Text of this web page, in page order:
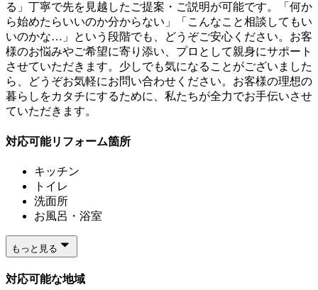
る」丁寧で先を見越したご提案・ご説明が可能です。「何か
ら始めたらいいのか分からない」「こんなこと相談してもい
いのかな…」という段階でも、どうぞご安心ください。お客
様のお悩みやご希望に寄り添い、プロとして親身にサポート
させていただきます。少しでも気になることがございました
ら、どうぞお気軽にお問い合わせください。お客様の理想の
暮らしをカタチにするために、私たちが全力でお手伝いさせ
ていただきます。
対応可能リフォーム箇所
キッチン
トイレ
洗面所
お風呂・浴室
もっと見る
対応可能な地域